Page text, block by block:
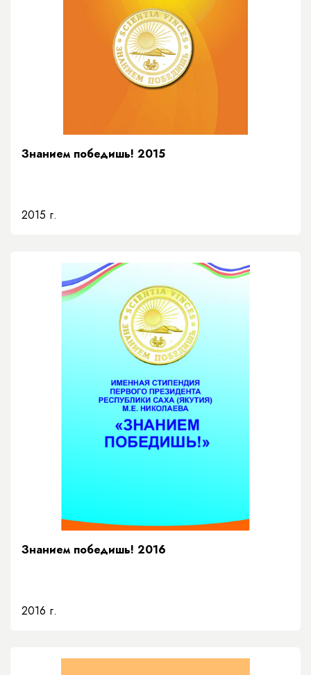
Знанием победишь! 2015
2015 г.
Знанием победишь! 2016
2016 г.